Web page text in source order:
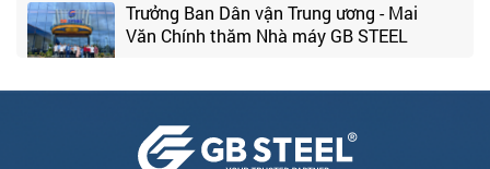
Trưởng Ban Dân vận Trung ương - Mai
Văn Chính thăm Nhà máy GB STEEL